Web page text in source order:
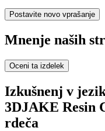
Postavite novo vprašanje
Mnenje naših
Oceni ta izdelek
Izkušnenj v
3DJAKE Resin
rdeča